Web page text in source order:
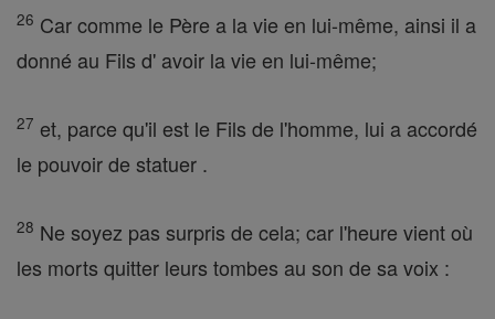
26 Car comme le Père a la vie en lui-même, ainsi il a
donné au Fils d' avoir la vie en lui-même;
27 et, parce qu'il est le Fils de l'homme, lui a accordé
le pouvoir de statuer .
28 Ne soyez pas surpris de cela; car l'heure vient où
les morts quitter leurs tombes au son de sa voix :